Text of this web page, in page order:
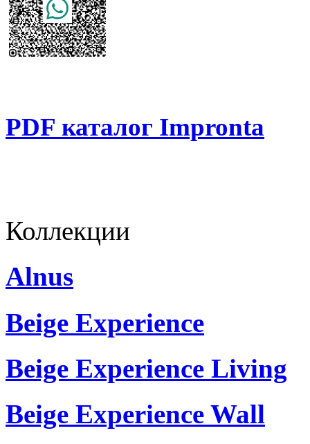
PDF каталог Impronta
Коллекции
Alnus
Beige Experience
Beige Experience Living
Beige Experience Wall